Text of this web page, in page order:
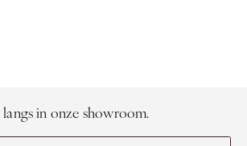
in onze showroom.